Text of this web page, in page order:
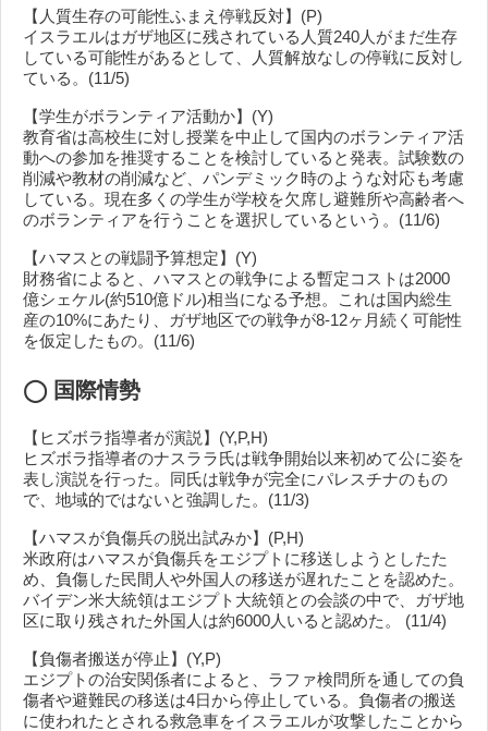
【人質生存の可能性ふまえ停戦反対】(P)
イスラエルはガザ地区に残されている人質240人がまだ生存
している可能性があるとして、人質解放なしの停戦に反対し
ている。(11/5)
【学生がボランティア活動か】(Y)
教育省は高校生に対し授業を中止して国内のボランティア活
動への参加を推奨することを検討していると発表。試験数の
削減や教材の削減など、パンデミック時のような対応も考慮
している。現在多くの学生が学校を欠席し避難所や高齢者へ
のボランティアを行うことを選択しているという。(11/6)
【ハマスとの戦闘予算想定】(Y)
財務省によると、ハマスとの戦争による暫定コストは2000
億シェケル(約510億ドル)相当になる予想。これは国内総生
産の10%にあたり、ガザ地区での戦争が8-12ヶ月続く可能性
を仮定したもの。(11/6)
◯ 国際情勢
【ヒズボラ指導者が演説】(Y,P,H)
ヒズボラ指導者のナスララ氏は戦争開始以来初めて公に姿を
表し演説を行った。同氏は戦争が完全にパレスチナのもの
で、地域的ではないと強調した。(11/3)
【ハマスが負傷兵の脱出試みか】(P,H)
米政府はハマスが負傷兵をエジプトに移送しようとしたた
め、負傷した民間人や外国人の移送が遅れたことを認めた。
バイデン米大統領はエジプト大統領との会談の中で、ガザ地
区に取り残された外国人は約6000人いると認めた。 (11/4)
【負傷者搬送が停止】(Y,P)
エジプトの治安関係者によると、ラファ検問所を通しての負
傷者や避難民の移送は4日から停止している。負傷者の搬送
に使われたとされる救急車をイスラエルが攻撃したことから